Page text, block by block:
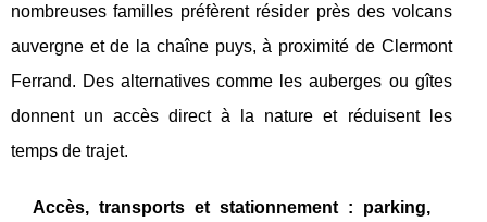
nombreuses familles préfèrent résider près des volcans
auvergne et de la chaîne puys, à proximité de Clermont
Ferrand. Des alternatives comme les auberges ou gîtes
donnent un accès direct à la nature et réduisent les
temps de trajet.
Accès, transports et stationnement : parking,